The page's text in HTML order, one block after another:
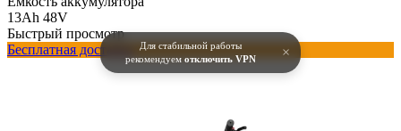
Для стабильной работы
рекомендуемотключить VPN ×
13Ah 48V
Быстрый просмотр
Бесплатная доставка